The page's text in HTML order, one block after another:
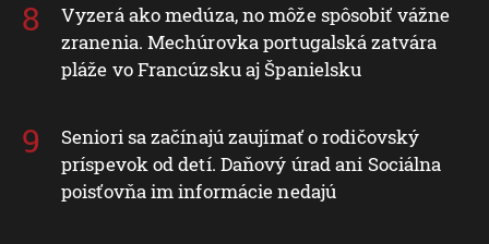
Vyzerá ako medúza, no môže spôsobiť vážne
zranenia. Mechúrovka portugalská zatvára
pláže vo Francúzsku aj Španielsku
Seniori sa začínajú zaujímať o rodičovský
príspevok od detí. Daňový úrad ani Sociálna
poisťovňa im informácie nedajú